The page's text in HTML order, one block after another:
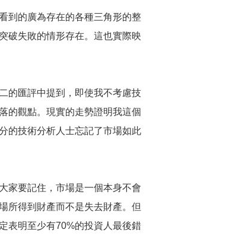
到的廣為存在的各種三角形的整
破失敗的情形存在。這也實際映
的匯評中提到，即使我不考慮技
的觀點。現實的走勢證明我這個
的技術分析人士忘記了市場如此
要記住，市場是一個本身不會
所得到財產而不是失去財產。但
表明至少有70%的投資人最後錯